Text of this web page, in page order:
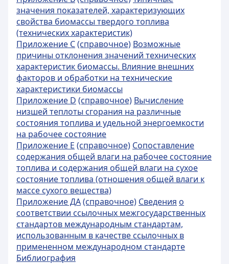
значения показателей, характеризующих
свойства биомассы твердого топлива
(технических характеристик)
Приложение С(справочное) Возможные
причины отклонения значений технических
характеристик биомассы. Влияние внешних
факторов и обработки на технические
характеристики биомассы
Приложение D (справочное) Вычисление
низшей теплоты сгорания на различные
состояния топлива и удельной энергоемкости
на рабочее состояние
Приложение Е (справочное) Сопоставление
содержания общей влаги на рабочее состояние
топлива и содержания общей влаги на сухое
состояние топлива (отношения общей влаги к
массе сухого вещества)
Приложение ДА(справочное) Сведения о
соответствии ссылочных межгосударственных
стандартов международным стандартам,
использованным в качестве ссылочных в
примененном международном стандарте
Библиография